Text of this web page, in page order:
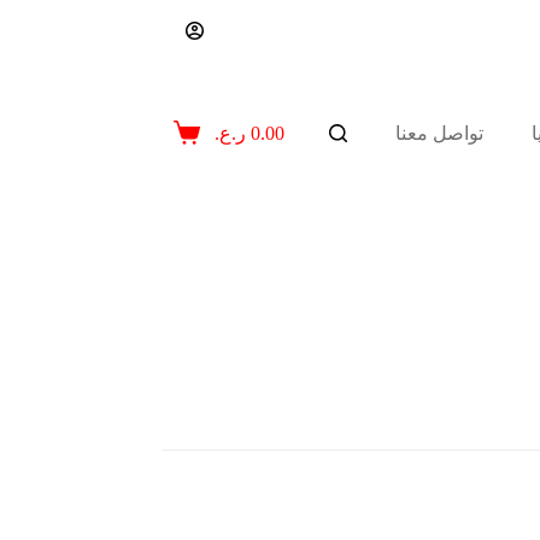
تواصل معنا
عربة
0.00 ر.ع.